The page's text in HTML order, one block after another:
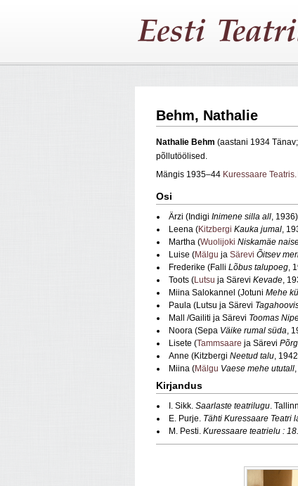
Behm, Nathalie
Nathalie Behm (aastani 1934
põllutöölised.
Mängis 1935–44 Kuressaare Teatris.
Osi
Ärzi (Indigi Inimene silla all, 1936)
Leena (Kitzbergi Kauka jumal,
Martha (Wuolijoki Niskamäe
Luise (Mälgu ja Särevi Õitsev
Frederike (Falli Lõbus talupoeg,
Toots (Lutsu ja Särevi Kevade,
Miina Salokannel (Jotuni Mehe
Paula (Lutsu ja Särevi
Mall /Gailiti ja Särevi Toomas
Noora (Sepa Väike rumal süda,
Lisete (Tammsaare ja Särevi
Anne (Kitzbergi Neetud talu,
Miina (Mälgu Vaese mehe ututall
Kirjandus
I. Sikk. Saarlaste teatrilugu.
E. Purje. Tähti Kuressaare Teatri
M. Pesti. Kuressaare teatrielu :